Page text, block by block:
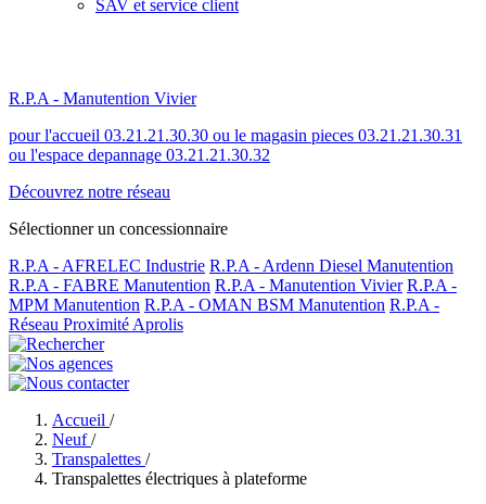
SAV et service client
R.P.A - Manutention Vivier
pour l'accueil 03.21.21.30.30 ou le magasin pieces 03.21.21.30.31
ou l'espace depannage 03.21.21.30.32
Découvrez notre réseau
Sélectionner un concessionnaire
R.P.A - AFRELEC Industrie R.P.A - Ardenn Diesel Manutention
R.P.A - FABRE Manutention R.P.A - Manutention Vivier R.P.A -
MPM Manutention R.P.A - OMAN BSM Manutention R.P.A -
Réseau Proximité Aprolis
Accueil /
Neuf /
Transpalettes /
Transpalettes électriques à plateforme